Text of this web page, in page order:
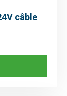
câble